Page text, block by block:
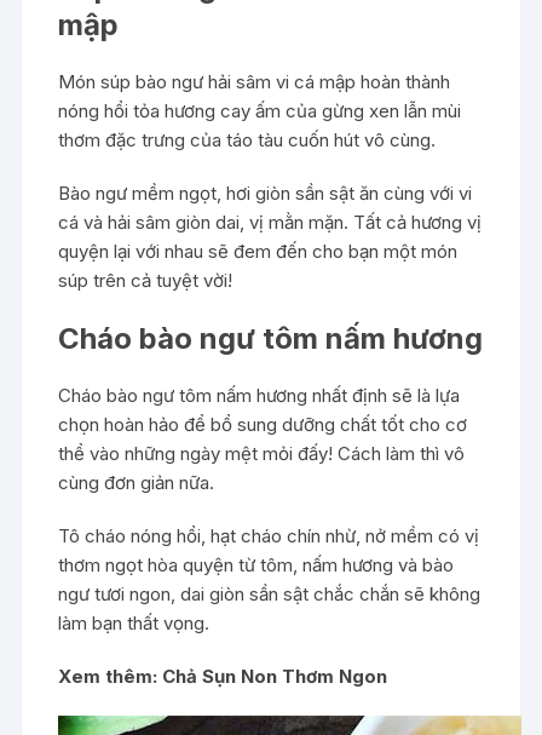
mập
Món súp bào ngư hải sâm vi cá mập hoàn thành
nóng hổi tỏa hương cay ấm của gừng xen lẫn mùi
thơm đặc trưng của táo tàu cuốn hút vô cùng.
Bào ngư mềm ngọt, hơi giòn sần sật ăn cùng với vi
cá và hải sâm giòn dai, vị mằn mặn. Tất cả hương vị
quyện lại với nhau sẽ đem đến cho bạn một món
súp trên cả tuyệt vời!
Cháo bào ngư tôm nấm hương
Cháo bào ngư tôm nấm hương nhất định sẽ là lựa
chọn hoàn hảo để bổ sung dưỡng chất tốt cho cơ
thể vào những ngày mệt mỏi đấy! Cách làm thì vô
cùng đơn giản nữa.
Tô cháo nóng hổi, hạt cháo chín nhừ, nở mềm có vị
thơm ngọt hòa quyện từ tôm, nấm hương và bào
ngư tươi ngon, dai giòn sần sật chắc chắn sẽ không
làm bạn thất vọng.
Xem thêm: Chả Sụn Non Thơm Ngon